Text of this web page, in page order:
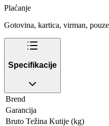
Plaćanje
Gotovina, kartica, virman,
Specifikacije
Brend
Garancija
Bruto Težina Kutije (kg)